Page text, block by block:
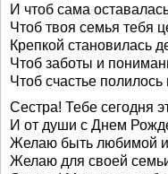
И чтоб сама
Чтоб твоя семья тебя
Крепкой становилась
Чтоб заботы и
Чтоб счастье
Сестра! Тебе сегодня
И от души с Днем
Желаю быть любимой
Желаю для своей